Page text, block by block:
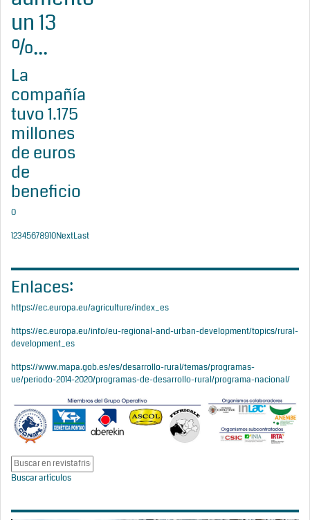
un 13
%...
La
compañía
tuvo 1.175
millones
de euros
de
beneficio
0
12345678910NextLast
Enlaces:
https://ec.europa.eu/agriculture/index_es
https://ec.europa.eu/info/eu-regional-and-urban-development/topics/rural-
development_es
https://www.mapa.gob.es/es/desarrollo-rural/temas/programas-
ue/periodo-2014-2020/programas-de-desarrollo-rural/programa-nacional/
Buscar artículos